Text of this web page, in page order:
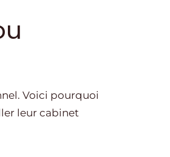
Voici pourquoi
leur cabinet